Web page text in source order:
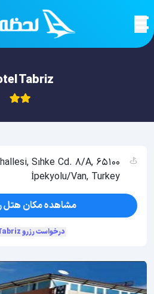
Tabriz
Sıhke Cd. 8/A, 65100
İpekyolu/Van, Turkey
مشاهده مکان هتل
درخواست رزرو Hotel Tabriz